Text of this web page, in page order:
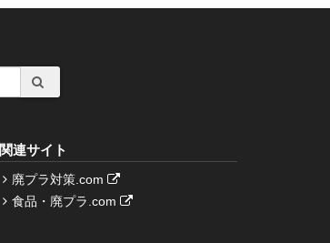
関連サイト
廃プラ対策.com
食品・廃プラ.com